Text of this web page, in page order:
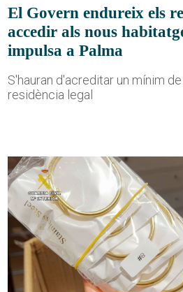
El Govern endureix els
accedir als nous
impulsa a Palma
S'hauran d'acreditar un mínim
residència legal